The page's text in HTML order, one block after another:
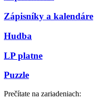
Zápisníky a kalendáre
Hudba
LP platne
Puzzle
Prečítate na zariadeniach: